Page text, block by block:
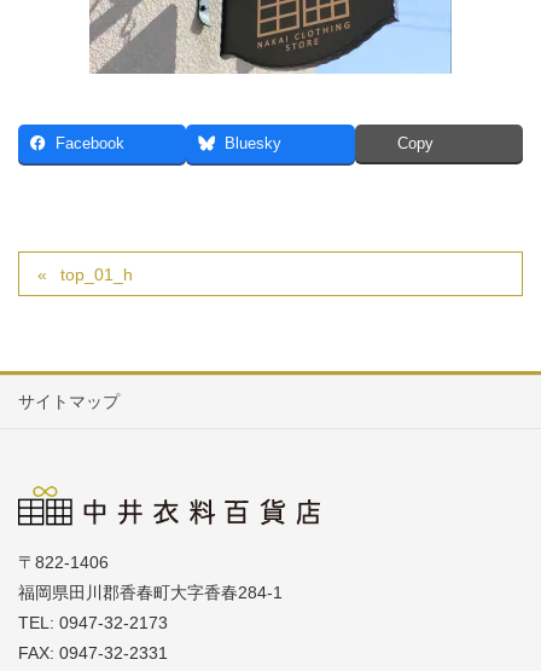
Facebook Bluesky Copy
top_01_h
サイトマップ
〒822-1406
福岡県田川郡香春町大字香春284-1
TEL: 0947-32-2173
FAX: 0947-32-2331